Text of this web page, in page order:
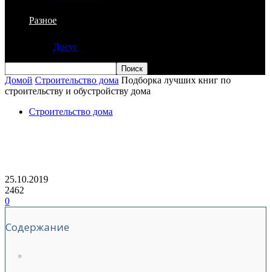
Разное
Досуг
Домой Строительство дома Подборка лучших книг по
строительству и обустройству дома
Строительство дома
25.10.2019
2462
0
Содержание